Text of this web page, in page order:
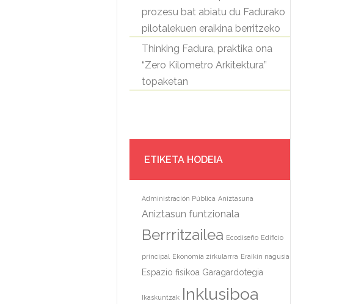
prozesu bat abiatu du Fadurako
pilotalekuen eraikina berritzeko
Thinking Fadura, praktika ona
“Zero Kilometro Arkitektura”
topaketan
ETIKETA HODEIA
Administración Pública Aniztasuna
Aniztasun funtzionala
Berrritzailea Ecodiseño Edificio
principal Ekonomia zirkularrra Eraikin nagusia
Espazio fisikoa Garagardotegia
Ikaskuntzak Inklusiboa